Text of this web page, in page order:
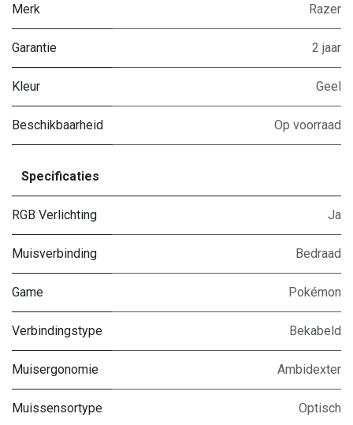
Merk Razer
Garantie 2 jaar
Kleur Geel
Beschikbaarheid Op voorraad
Specificaties
RGB Verlichting Ja
Muisverbinding Bedraad
Game Pokémon
Verbindingstype Bekabeld
Muisergonomie Ambidexter
Muissensortype Optisch